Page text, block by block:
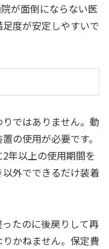
が面倒にならない医
度が安定しやすいで
ではありません。動
の使用が必要です。
年以上の使用期間を
外でできるだけ装着
たのに後戻りして再
かねません。保定費